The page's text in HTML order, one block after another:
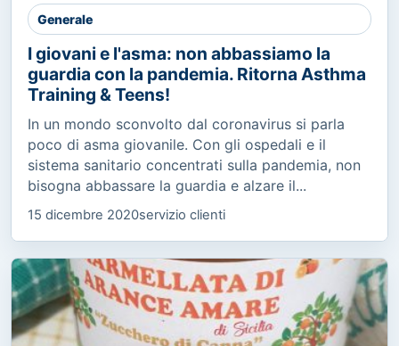
Generale
I giovani e l'asma: non abbassiamo la
guardia con la pandemia. Ritorna Asthma
Training & Teens!
In un mondo sconvolto dal coronavirus si parla
poco di asma giovanile. Con gli ospedali e il
sistema sanitario concentrati sulla pandemia, non
bisogna abbassare la guardia e alzare il...
15 dicembre 2020servizio clienti